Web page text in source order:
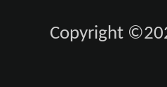
Copyright